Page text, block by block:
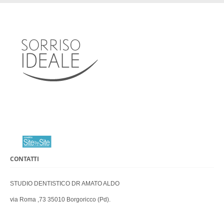
CONTATTI
STUDIO DENTISTICO DR AMATO ALDO
via Roma ,73 35010 Borgoricco (Pd).